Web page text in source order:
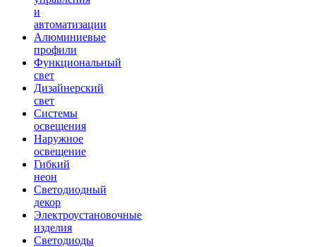
и
автоматизации
Алюминиевые
профили
Функциональный
свет
Дизайнерский
свет
Системы
освещения
Наружное
освещение
Гибкий
неон
Светодиодный
декор
Электроустановочные
изделия
Светодиоды